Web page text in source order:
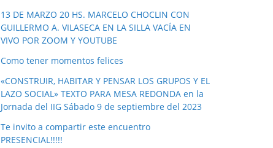
13 DE MARZO 20 HS. MARCELO CHOCLIN CON
GUILLERMO A. VILASECA EN LA SILLA VACÍA EN
VIVO POR ZOOM Y YOUTUBE
Como tener momentos felices
«CONSTRUIR, HABITAR Y PENSAR LOS GRUPOS Y EL
LAZO SOCIAL» TEXTO PARA MESA REDONDA en la
Jornada del IIG Sábado 9 de septiembre del 2023
Te invito a compartir este encuentro
PRESENCIAL!!!!!